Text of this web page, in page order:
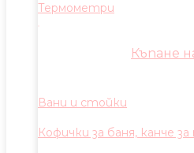
Термометри
Къпане
Вани и стойки
Кофички за баня, канче